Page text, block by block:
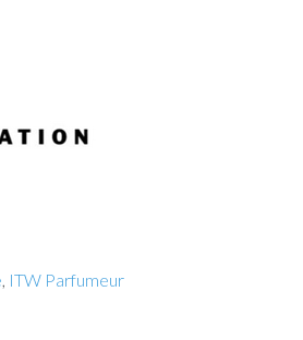
, ITW Parfumeur